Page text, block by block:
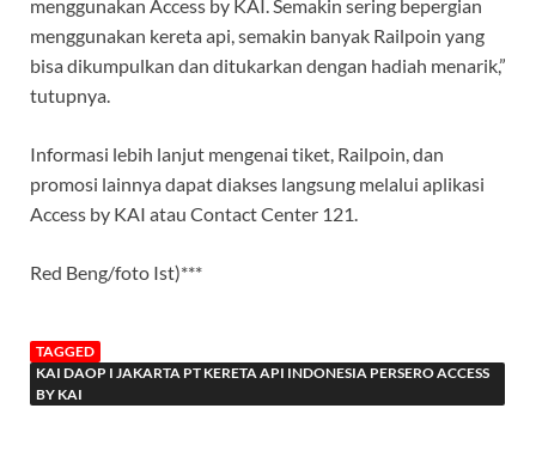
menggunakan Access by KAI. Semakin sering bepergian
menggunakan kereta api, semakin banyak Railpoin yang
bisa dikumpulkan dan ditukarkan dengan hadiah menarik,”
tutupnya.
Informasi lebih lanjut mengenai tiket, Railpoin, dan
promosi lainnya dapat diakses langsung melalui aplikasi
Access by KAI atau Contact Center 121.
Red Beng/foto Ist)***
TAGGED
KAI DAOP I JAKARTA PT KERETA API INDONESIA PERSERO ACCESS
BY KAI